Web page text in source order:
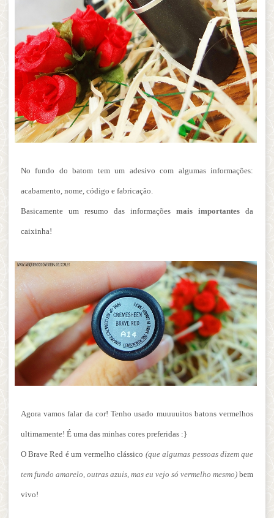
No fundo do batom tem um adesivo com algumas informações:
acabamento, nome, código e fabricação.
Basicamente um resumo das informaçõesmais importantes da
caixinha!
Agora vamos falar da cor! Tenho usado muuuuitos batons vermelhos
ultimamente! É uma das minhas cores preferidas :}
O Brave Red é um vermelho clássico (que algumas pessoas dizem que
tem fundo amarelo, outras azuis, mas eu vejo só vermelho mesmo) bem
vivo!